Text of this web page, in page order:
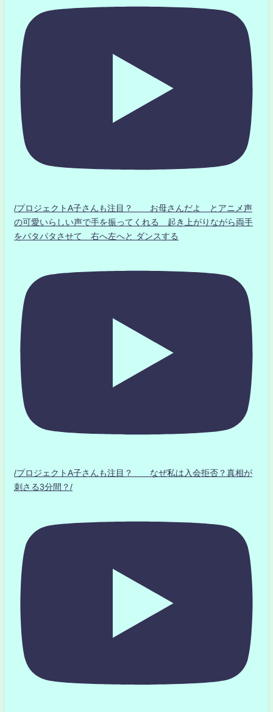
/プロジェクトA子さんも注目？ お母さんだよ とアニメ声
の可愛いらしい声で手を振ってくれる 起き上がりながら両手
をパタパタさせて 右へ左へと ダンスする
/プロジェクトA子さんも注目？ なぜ私は入会拒否？真相が
刺さる3分間？/